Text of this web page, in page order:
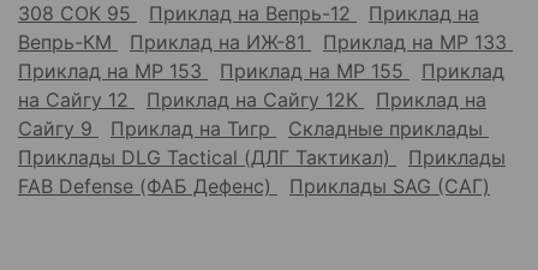
308 СОК 95
Приклад на Вепрь-12
Приклад на
Вепрь-КМ
Приклад на ИЖ-81
Приклад на МР 133
Приклад на МР 153
Приклад на МР 155
Приклад
на Сайгу 12
Приклад на Сайгу 12К
Приклад на
Сайгу 9
Приклад на Тигр
Складные приклады
Приклады DLG Tactical (ДЛГ Тактикал)
Приклады
FAB Defense (ФАБ Дефенс)
Приклады SAG (САГ)